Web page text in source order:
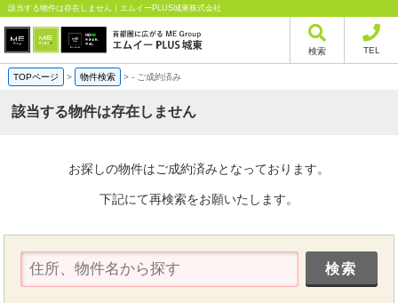
該当する物件は存在しません｜エムイーPLUS城東株式会社
検索 TEL
TOPページ > 物件検索 >- ご成約済み
該当する物件は存在しません
お探しの物件はご成約済みとなっております。
下記にて再検索をお願いたします。